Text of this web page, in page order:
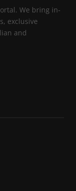
We bring in-
exclusive
and